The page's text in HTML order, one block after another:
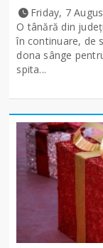
Friday, 7
O tânără din
în continuare, de
dona sânge
spita...